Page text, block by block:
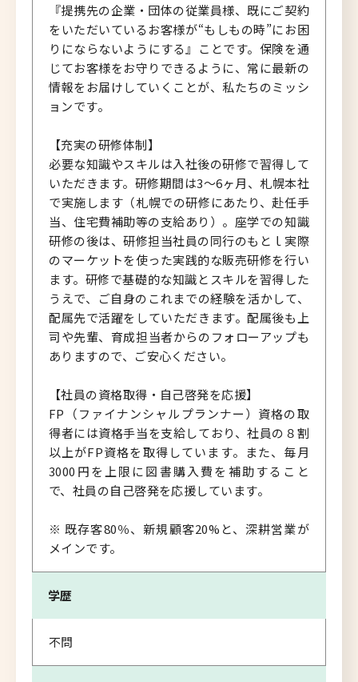
『提携先の企業・団体の従業員様、既にご契約
をいただいているお客様が“もしもの時”にお困
りにならないようにする』ことです。保険を通
じてお客様をお守りできるように、常に最新の
情報をお届けしていくことが、私たちのミッシ
ョンです。
【充実の研修体制】
必要な知識やスキルは入社後の研修で習得して
いただきます。研修期間は3～6ヶ月、札幌本社
で実施します（札幌での研修にあたり、赴任手
当、住宅費補助等の支給あり）。座学での知識
研修の後は、研修担当社員の同行のもとｌ実際
のマーケットを使った実践的な販売研修を行い
ます。研修で基礎的な知識とスキルを習得した
うえで、ご自身のこれまでの経験を活かして、
配属先で活躍をしていただきます。配属後も上
司や先輩、育成担当者からのフォローアップも
ありますので、ご安心ください。
【社員の資格取得・自己啓発を応援】
FP（ファイナンシャルプランナー）資格の取
得者には資格手当を支給しており、社員の８割
以上がFP資格を取得しています。また、毎月
3000円を上限に図書購入費を補助すること
で、社員の自己啓発を応援しています。
※ 既存客80％、新規顧客20%と、深耕営業が
メインです。
学歴
不問